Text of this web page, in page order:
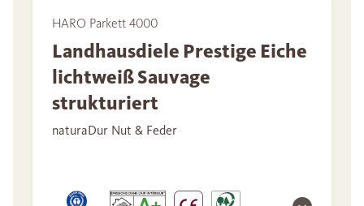
HARO Parkett 4000
Landhausdiele Prestige Eiche
lichtweiß Sauvage
strukturiert
naturaDur Nut & Feder